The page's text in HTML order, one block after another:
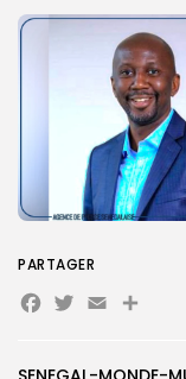
PARTAGER
Facebook
Twitter
Email